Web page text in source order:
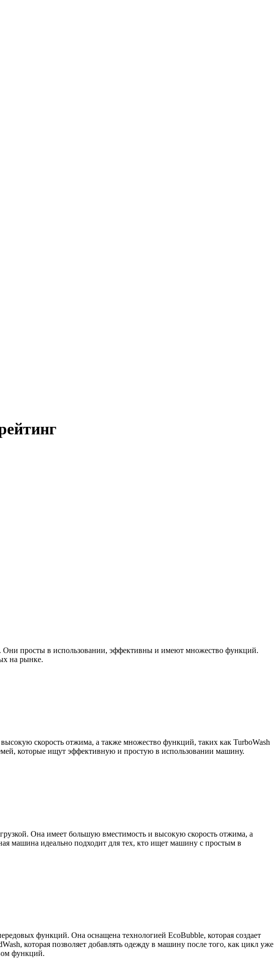
Они просты в использовании, эффективны и имеют множество функций.
на рынке.
скорость отжима, а также множество функций, таких как TurboWash
которые ищут эффективную и простую в использовании машину.
Она имеет большую вместимость и высокую скорость отжима, а
машина идеально подходит для тех, кто ищет машину с простым в
функций. Она оснащена технологией EcoBubble, которая создает
которая позволяет добавлять одежду в машину после того, как цикл уже
функций.